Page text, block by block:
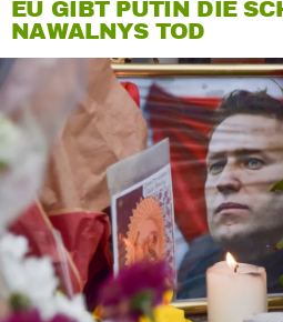
EU GIBT PUTIN DIE
NAWALNYS TOD